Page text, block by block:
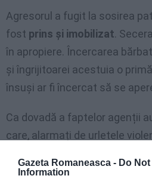
Gazeta Romaneasca - Do
Information
Agresorul a fugit la sosirea
fost prins și imobilizat.
în apropiere. Încercarea
și îngrijitoarei acestuia o
însuși ar fi încercat să se
Ca dovadă a faptelor agenții
care, alarmați de urletele
la ferestre și au asistat la
lovi în mod repetat cu secera.